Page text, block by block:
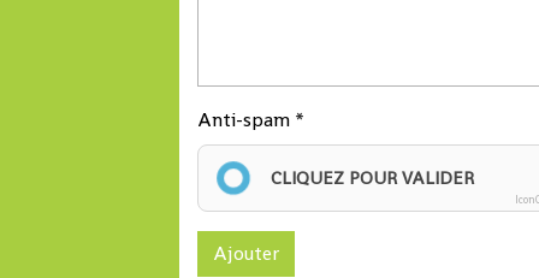
Anti-spam
CLIQUEZ POUR VALIDER
Ajouter